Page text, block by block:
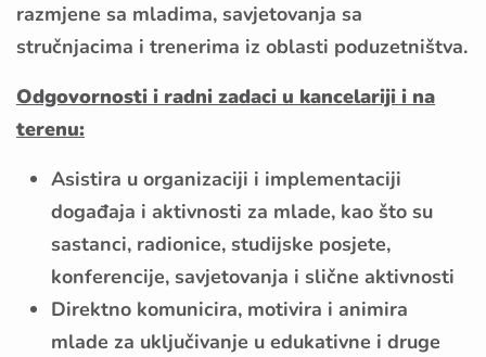
razmjene sa mladima, savjetovanja sa
stručnjacima i trenerima iz oblasti poduzetništva.
Odgovornosti i radni zadaci u kancelariji i na
terenu:
Asistira u organizaciji i implementaciji
događaja i aktivnosti za mlade, kao što su
sastanci, radionice, studijske posjete,
konferencije, savjetovanja i slične aktivnosti
Direktno komunicira, motivira i animira
mlade za uključivanje u edukativne i druge